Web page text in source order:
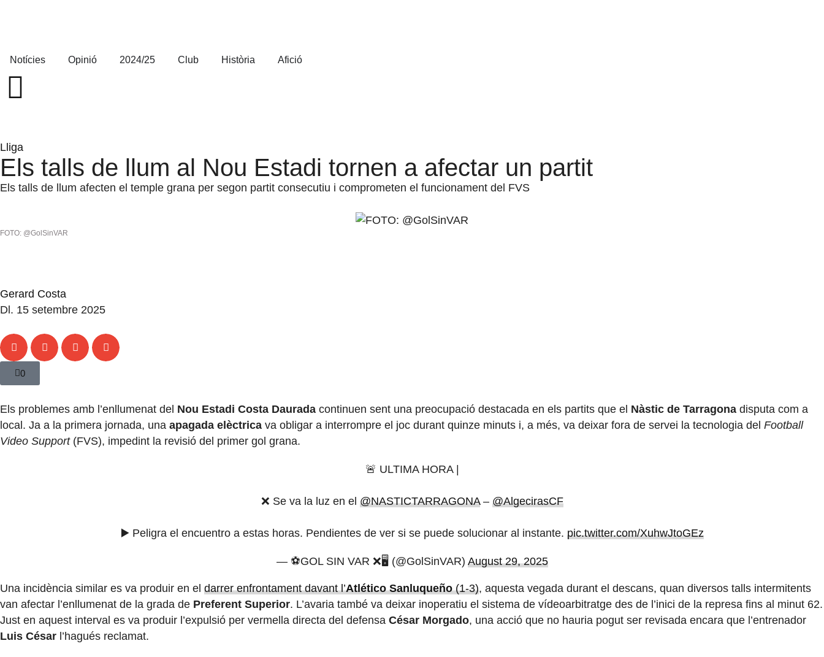
Notícies Opinió 2024/25 Club Història Afició
Lliga
Els talls de llum al Nou Estadi tornen a afectar un partit
Els talls de llum afecten el temple grana per segon partit consecutiu i comprometen el funcionament del FVS
FOTO: @GolSinVAR
Gerard Costa
Dl. 15 setembre 2025
0
Els problemes amb l’enllumenat del Nou Estadi Costa Daurada continuen sent una preocupació destacada en els partits que el Nàstic de Tarragona disputa com a
local. Ja a la primera jornada, una apagada elèctrica va obligar a interrompre el joc durant quinze minuts i, a més, va deixar fora de servei la tecnologia del Football
Video Support(FVS), impedint la revisió del primer gol grana.
🚨 ULTIMA HORA |
❌ Se va la luz en el @NASTICTARRAGONA– @AlgecirasCF
▶️ Peligra el encuentro a estas horas. Pendientes de ver si se puede solucionar al instante. pic.twitter.com/XuhwJtoGEz
— ⚽GOL SIN VAR ❌🖥️ (@GolSinVAR) August 29, 2025
Una incidència similar es va produir en el darrer enfrontament davant l’Atlético Sanluqueño(1-3), aquesta vegada durant el descans, quan diversos talls intermitents
van afectar l’enllumenat de la grada de Preferent Superior. L’avaria també va deixar inoperatiu el sistema de vídeoarbitratge des de l’inici de la represa fins al minut 62.
Just en aquest interval es va produir l’expulsió per vermella directa del defensa César Morgado, una acció que no hauria pogut ser revisada encara que l’entrenador
Luis César l’hagués reclamat.